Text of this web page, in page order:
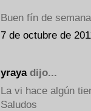
Buen fín de
7 de octubre de
yrayadijo...
La vi hace algún
Saludos